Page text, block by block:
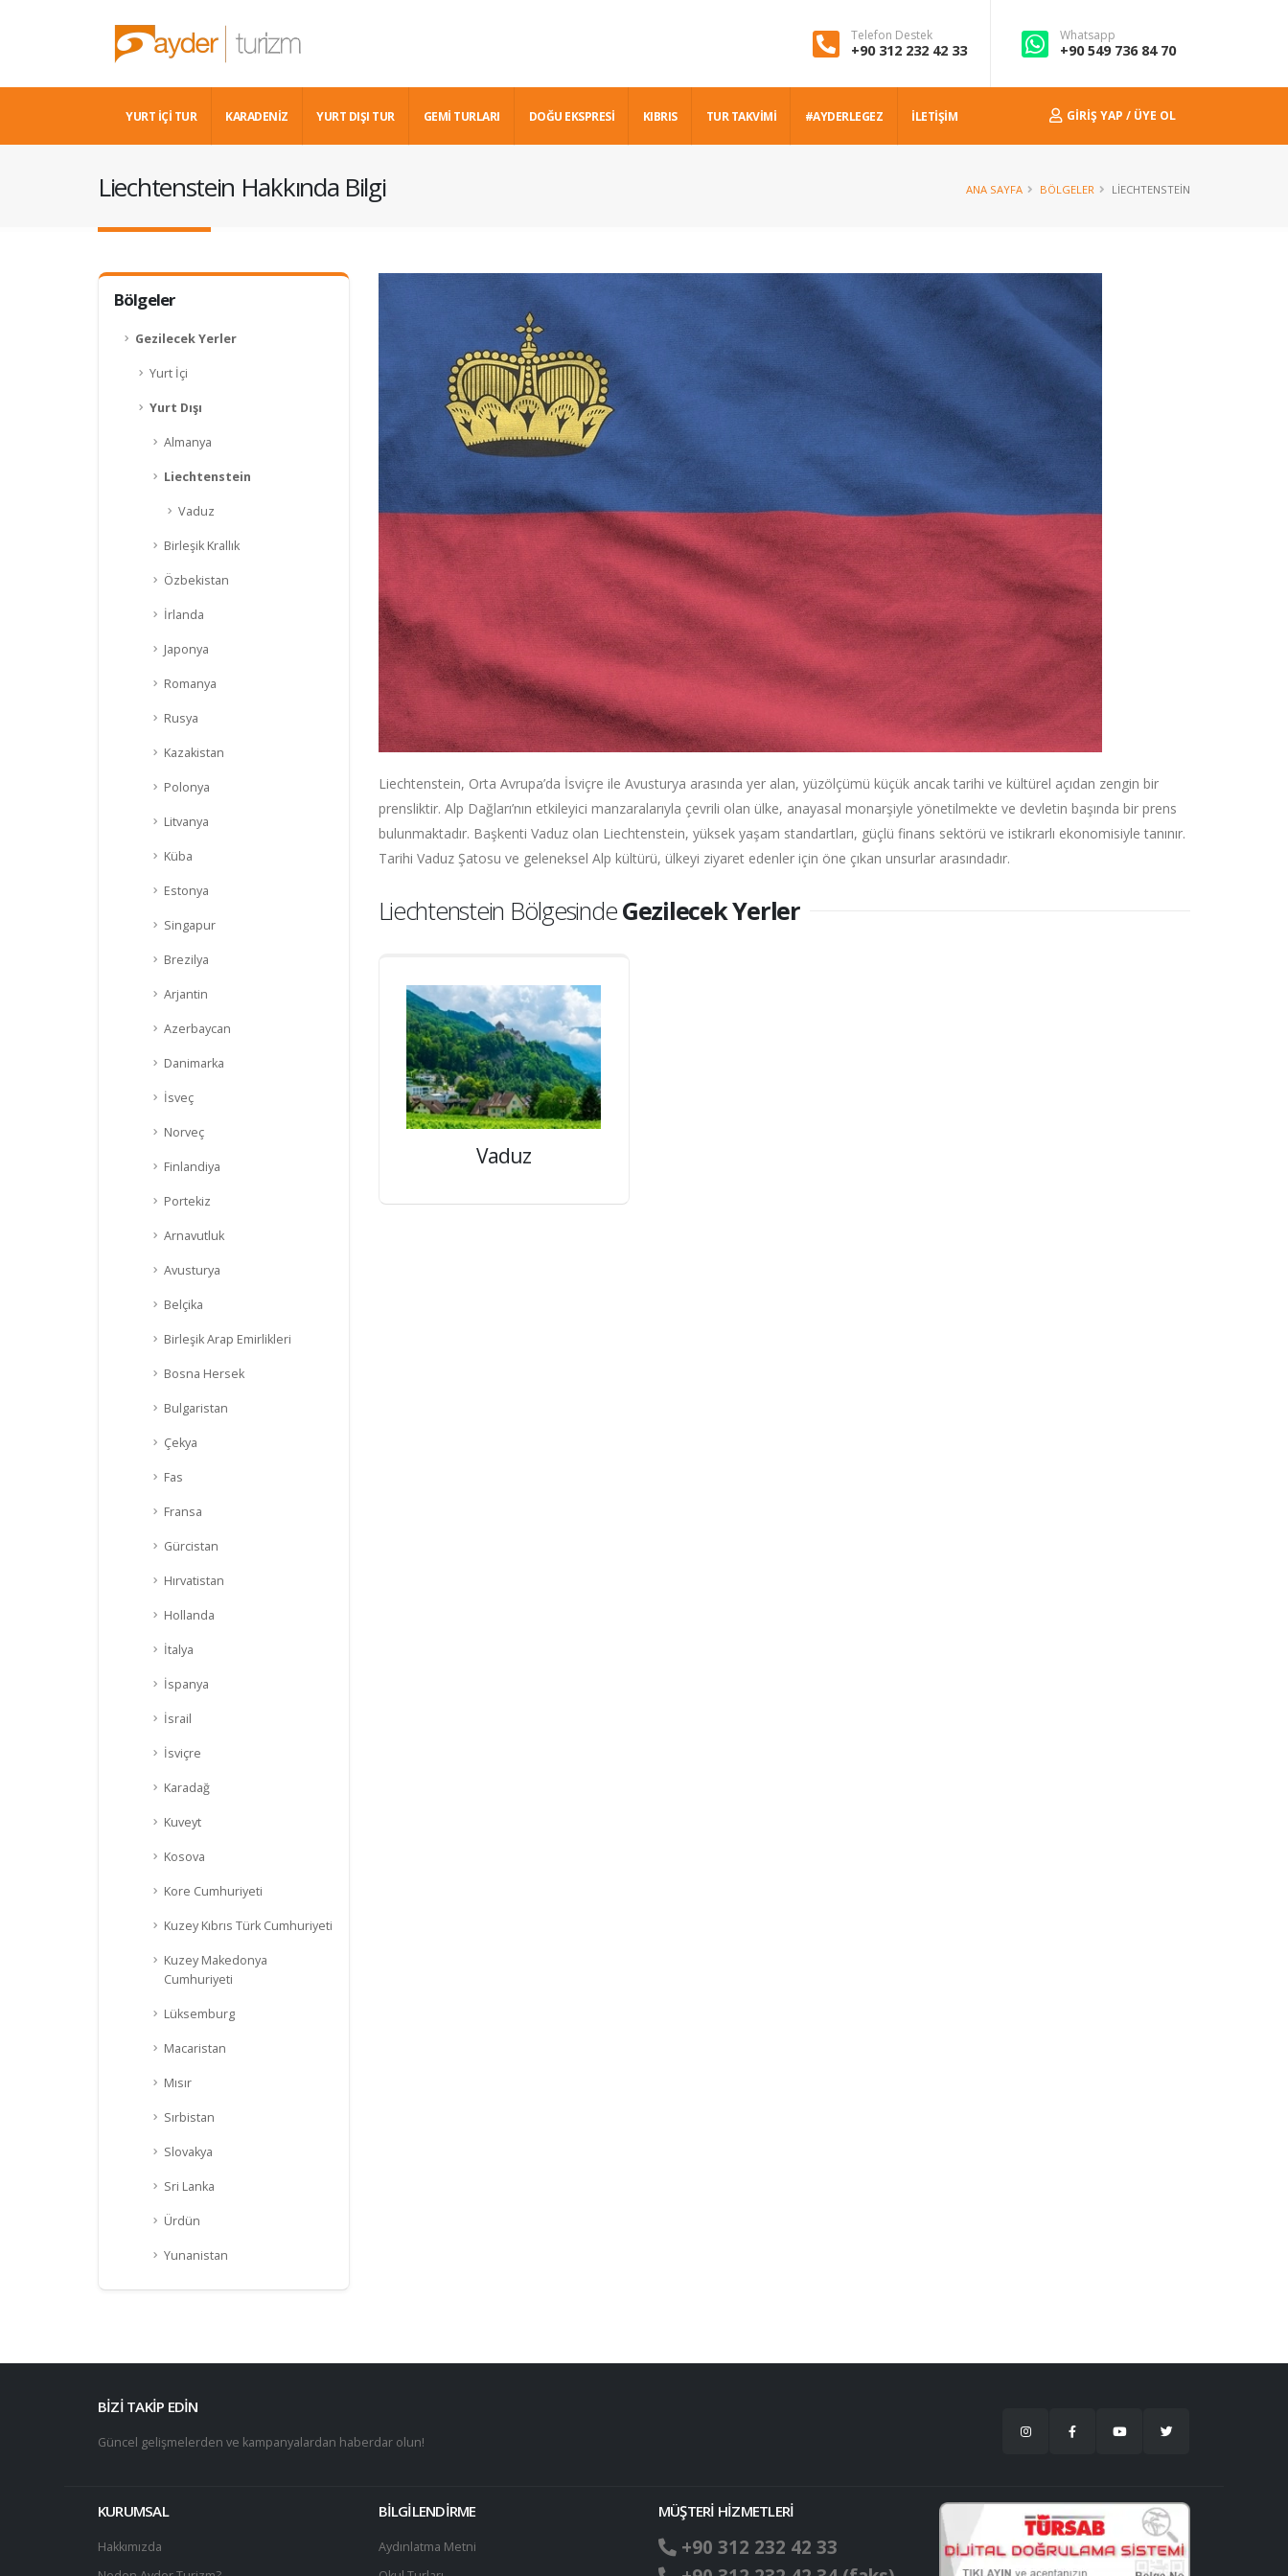
Telefon Destek
+90 312 232 42 33
Whatsapp
+90 549 736 84 70
YURT İÇİ TUR KARADENIZ YURT DIŞI TUR GEMİ TURLARI DOĞU EKSPRESİ KIBRIS TUR TAKVİMİ #AYDERLEGEZ İLETİŞİM GIRIŞ YAP / ÜYE OL
Liechtenstein Hakkında Bilgi ANA SAYFA BÖLGELER LIECHTENSTEIN
Bölgeler
Gezilecek Yerler
Yurt İçi
Yurt Dışı
Almanya
Liechtenstein
Vaduz
Birleşik Krallık
Özbekistan
İrlanda
Japonya
Romanya
Rusya
Kazakistan
Polonya
Litvanya
Küba
Estonya
Singapur
Brezilya
Arjantin
Azerbaycan
Danimarka
İsveç
Norveç
Finlandiya
Portekiz
Arnavutluk
Avusturya
Belçika
Birleşik Arap Emirlikleri
Bosna Hersek
Bulgaristan
Çekya
Fas
Fransa
Gürcistan
Hırvatistan
Hollanda
İtalya
İspanya
İsrail
İsviçre
Karadağ
Kuveyt
Kosova
Kore Cumhuriyeti
Kuzey Kıbrıs Türk Cumhuriyeti
Kuzey Makedonya
Cumhuriyeti
Lüksemburg
Macaristan
Mısır
Sırbistan
Slovakya
Sri Lanka
Ürdün
Yunanistan
Liechtenstein, Orta Avrupa’da İsviçre ile Avusturya arasında yer alan, yüzölçümü küçük ancak tarihi ve kültürel açıdan zengin bir
prensliktir. Alp Dağları’nın etkileyici manzaralarıyla çevrili olan ülke, anayasal monarşiyle yönetilmekte ve devletin başında bir prens
bulunmaktadır. Başkenti Vaduz olan Liechtenstein, yüksek yaşam standartları, güçlü finans sektörü ve istikrarlı ekonomisiyle tanınır.
Tarihi Vaduz Şatosu ve geleneksel Alp kültürü, ülkeyi ziyaret edenler için öne çıkan unsurlar arasındadır.
Liechtenstein BölgesindeGezilecek Yerler
Vaduz
BİZİ TAKİP EDİN
Güncel gelişmelerden ve kampanyalardan haberdar olun!
KURUMSAL
Hakkımızda
BİLGİLENDİRME
Aydınlatma Metni
MÜŞTERİ HİZMETLERİ
+90 312 232 42 33